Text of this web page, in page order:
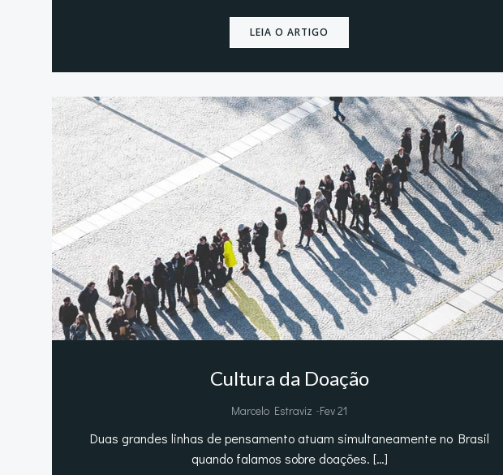
LEIA O ARTIGO
Cultura da Doação
Marcelo Estraviz -Fev 21
Duas grandes linhas de pensamento atuam simultaneamente no Brasil
quando falamos sobre doações. […]